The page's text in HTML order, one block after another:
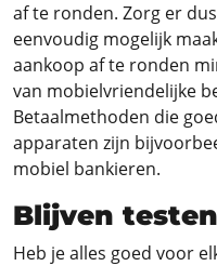
af te ronden. Zorg er
eenvoudig mogelijk
aankoop af te ronden
van mobielvriendelijke
Betaalmethoden die
apparaten zijn
mobiel bankieren.
Blijven
Heb je alles goed voor